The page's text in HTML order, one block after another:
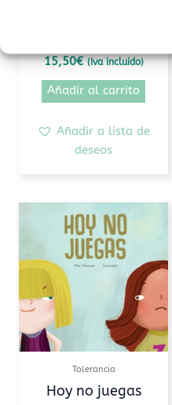
15,50€ (Iva incluido)
Añadir al carrito
Añadir a lista de
deseos
Tolerancia
Hoy no juegas